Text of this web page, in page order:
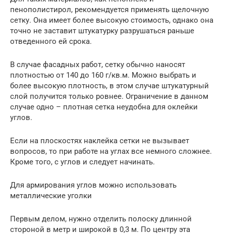
пенополистирол, рекомендуется применять щелочную
сетку. Она имеет более высокую стоимость, однако она
точно не заставит штукатурку разрушаться раньше
отведенного ей срока.
В случае фасадных работ, сетку обычно наносят
плотностью от 140 до 160 г/кв.м. Можно выбрать и
более высокую плотность, в этом случае штукатурный
слой получится только ровнее. Ограничение в данном
случае одно – плотная сетка неудобна для оклейки
углов.
Если на плоскостях наклейка сетки не вызывает
вопросов, то при работе на углах все немного сложнее.
Кроме того, с углов и следует начинать.
Для армирования углов можно использовать
металлические уголки
Первым делом, нужно отделить полоску длинной
стороной в метр и широкой в 0,3 м. По центру эта